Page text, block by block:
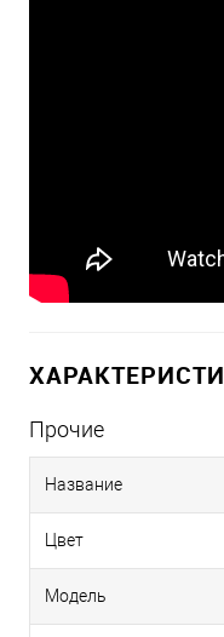
Прочие
Название
Цвет
Модель